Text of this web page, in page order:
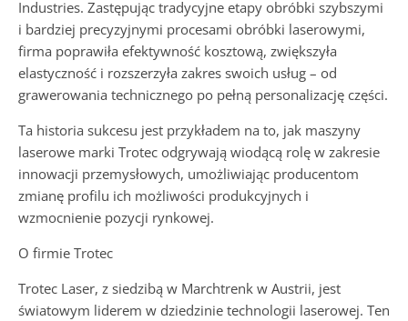
Industries. Zastępując tradycyjne etapy obróbki szybszymi
i bardziej precyzyjnymi procesami obróbki laserowymi,
firma poprawiła efektywność kosztową, zwiększyła
elastyczność i rozszerzyła zakres swoich usług – od
grawerowania technicznego po pełną personalizację części.
Ta historia sukcesu jest przykładem na to, jak maszyny
laserowe marki Trotec odgrywają wiodącą rolę w zakresie
innowacji przemysłowych, umożliwiając producentom
zmianę profilu ich możliwości produkcyjnych i
wzmocnienie pozycji rynkowej.
O firmie Trotec
Trotec Laser, z siedzibą w Marchtrenk w Austrii, jest
światowym liderem w dziedzinie technologii laserowej. Ten